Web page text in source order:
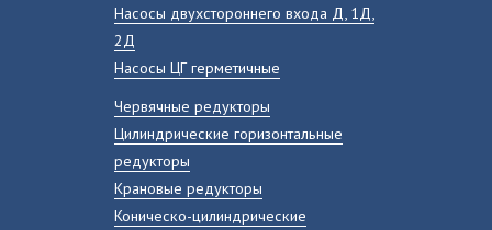
Насосы двухстороннего входа Д, 1Д,
2Д
Насосы ЦГ герметичные
Червячные редукторы
Цилиндрические горизонтальные
редукторы
Крановые редукторы
Коническо-цилиндрические